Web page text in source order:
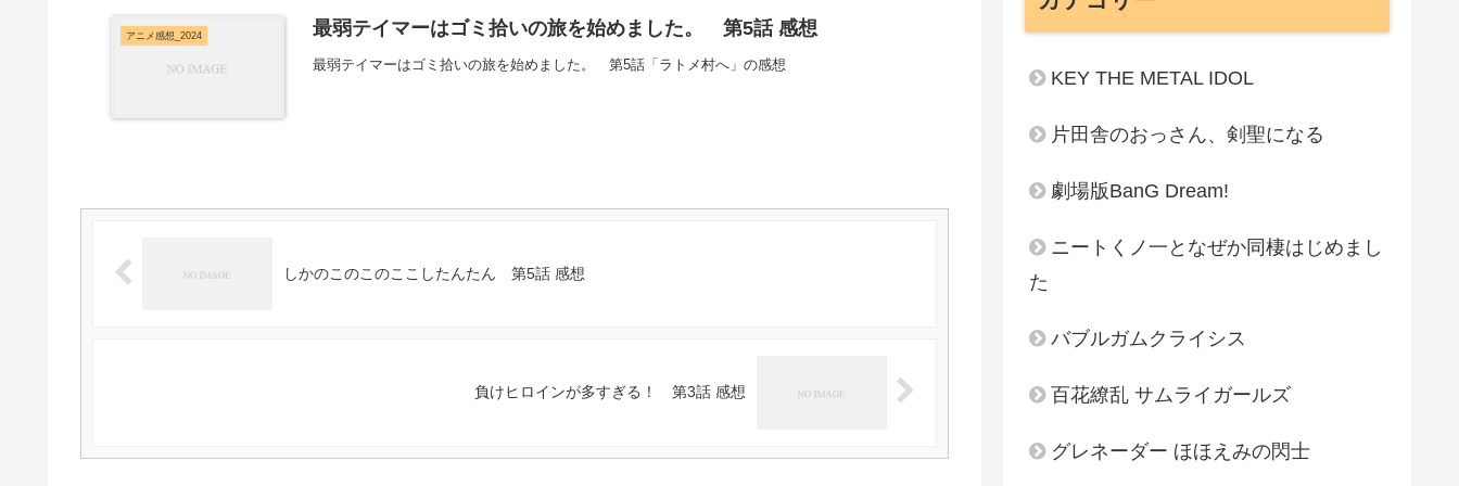
アニメ感想_2024 最弱テイマーはゴミ拾いの旅を始めました。 第5話 感想
最弱テイマーはゴミ拾いの旅を始めました。 第5話「ラトメ村へ」の感想
しかのこのこのここしたんたん 第5話 感想
負けヒロインが多すぎる！ 第3話 感想
KEY THE METAL IDOL
片田舎のおっさん、剣聖になる
劇場版BanG Dream!
ニートくノ一となぜか同棲はじめまし
た
バブルガムクライシス
百花繚乱 サムライガールズ
グレネーダー ほほえみの閃士